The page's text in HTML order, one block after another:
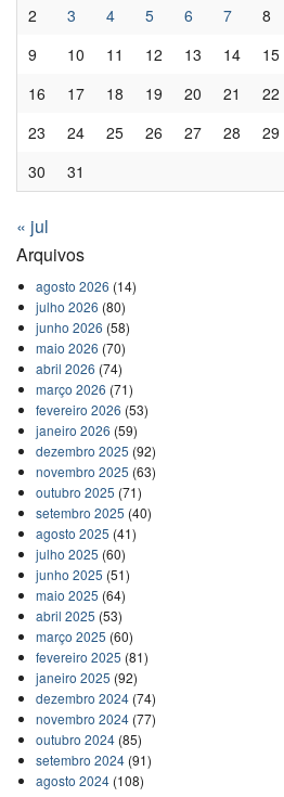
2
3 4 5 6 7
8
9
10 11 12 13 14
15
16
17 18 19 20 21
22
23
24 25 26 27 28
29
30
31
« jul
Arquivos
agosto 2026 (14)
julho 2026 (80)
junho 2026 (58)
maio 2026 (70)
abril 2026 (74)
março 2026 (71)
fevereiro 2026 (53)
janeiro 2026 (59)
dezembro 2025 (92)
novembro 2025 (63)
outubro 2025 (71)
setembro 2025 (40)
agosto 2025 (41)
julho 2025 (60)
junho 2025 (51)
maio 2025 (64)
abril 2025 (53)
março 2025 (60)
fevereiro 2025 (81)
janeiro 2025 (92)
dezembro 2024(74)
novembro 2024(77)
outubro 2024(85)
setembro 2024(91)
agosto 2024(108)